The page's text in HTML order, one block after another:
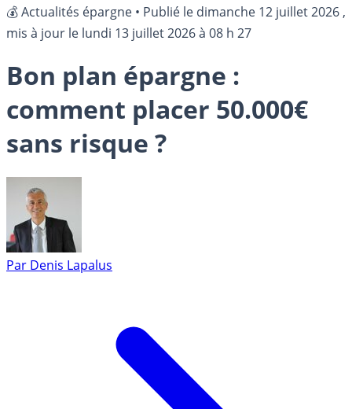
💰 Actualités épargne • Publié le dimanche 12 juillet 2026 ,
mis à jour le lundi 13 juillet 2026 à 08 h 27
Bon plan épargne :
comment placer 50.000€
sans risque ?
Par Denis Lapalus